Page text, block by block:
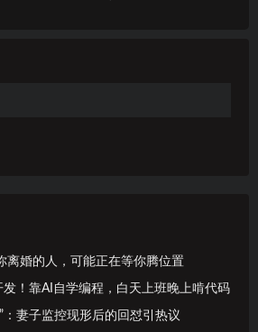
离婚的人，可能正在等你腾位置
！靠AI自学编程，白天上班晚上啃代码
：妻子监控现形后的回怼引热议